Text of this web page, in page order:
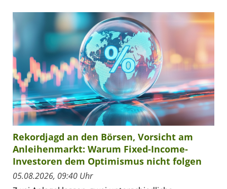
Rekordjagd an den Börsen, Vorsicht am
Anleihenmarkt: Warum Fixed-Income-
Investoren dem Optimismus nicht folgen
05.08.2026, 09:40 Uhr